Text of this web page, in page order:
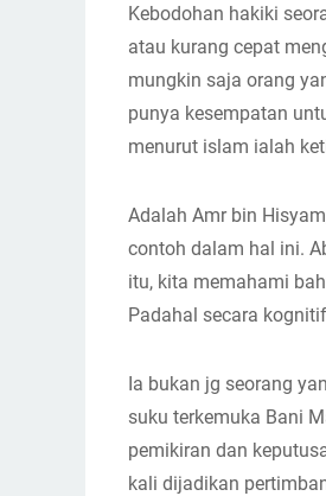
Kebodohan hakiki
atau kurang cepat
mungkin saja orang
punya kesempatan
menurut islam ialah
Adalah Amr bin
contoh dalam hal ini.
itu, kita memahami
Padahal secara
Ia bukan jg seorang
suku terkemuka Bani
pemikiran dan
kali dijadikan